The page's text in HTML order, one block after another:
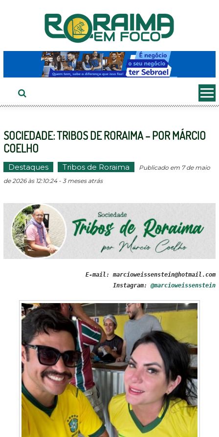
SOCIEDADE: TRIBOS DE RORAIMA – POR MÁRCIO
COELHO
Destaques Tribos de Roraima
Publicado em 7 de maio
de 2026 às 12:10:24 - 3 meses atrás
E-mail: marcioweissenstein@hotmail.com
Instagram:@marcioweissenstein